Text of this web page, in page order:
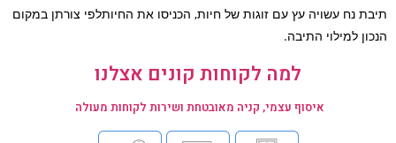
נח עשויה עץ עם זוגות של חיות, הכניסו את החיותלפי צורתן במקום
למילוי התיבה.
למה לקוחות קונים אצלנו
איסוף עצמי, קניה מאובטחת ושירות לקוחות מעולה